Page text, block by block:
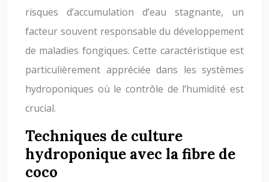
risques d’accumulation d’eau stagnante, un
facteur souvent responsable du développement
de maladies fongiques. Cette caractéristique est
particulièrement appréciée dans les systèmes
hydroponiques où le contrôle de l’humidité est
crucial.
Techniques de culture
hydroponique avec la fibre de
coco